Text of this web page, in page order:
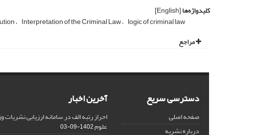
کلیدواژه‌ها[English]
Interpretation of the Criminal Law logic of criminal law
مراجع
دسترسی سریع
صفحه اصلی
درباره نشریه
آخرین اخبار
احراز رتبه الف در سامانه ارزیابی نشریات
علوم1402-09-03